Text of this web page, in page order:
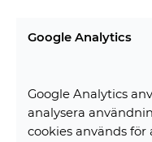
Google Analytics
Google Analytics
analysera
cookies används